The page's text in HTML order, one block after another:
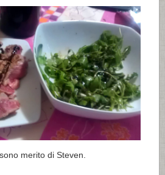
merito di Steven.